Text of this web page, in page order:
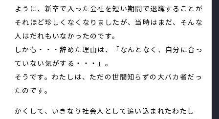
ように、新卒で入った会社を短い期間で退職することが
それほど珍しくなくなりましたが、当時はまだ、そんな
人はだれもいなかったのです。
しかも・・・辞めた理由は、「なんとなく、自分に合っ
ていない気がする・・・」。
そうです。わたしは、ただの世間知らずの大バカ者だっ
たのです。
かくして、いきなり社会人として追い込まれたわたし